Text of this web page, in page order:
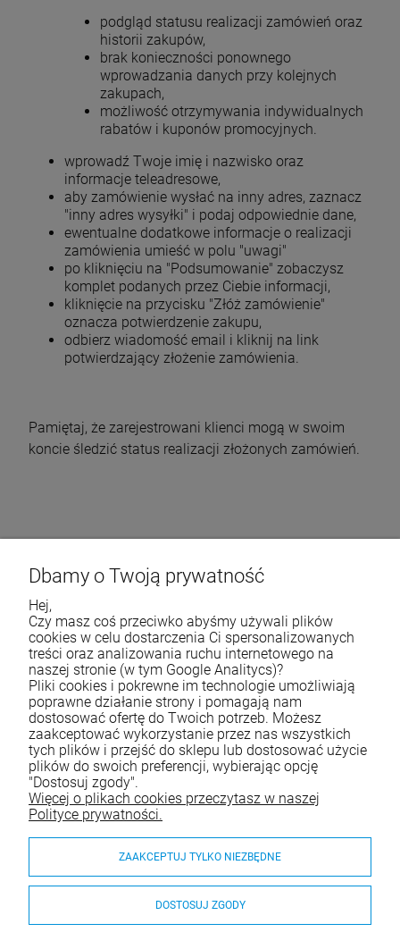
podgląd statusu realizacji zamówień oraz
historii zakupów,
brak konieczności ponownego
wprowadzania danych przy kolejnych
zakupach,
możliwość otrzymywania indywidualnych
rabatów i kuponów promocyjnych.
wprowadź Twoje imię i nazwisko oraz
informacje teleadresowe,
aby zamówienie wysłać na inny adres, zaznacz
"inny adres wysyłki" i podaj odpowiednie dane,
ewentualne dodatkowe informacje o realizacji
zamówienia umieść w polu "uwagi"
po kliknięciu na "Podsumowanie" zobaczysz
komplet podanych przez Ciebie informacji,
kliknięcie na przycisku "Złóż zamówienie"
oznacza potwierdzenie zakupu,
odbierz wiadomość email i kliknij na link
potwierdzający złożenie zamówienia.
Pamiętaj, że zarejestrowani klienci mogą w swoim
koncie śledzić status realizacji złożonych zamówień.
Życzymy udanych zakupów
Skontaktuj się z nami
Tel.:
790 788 353
E-mail: e-sklep@waterjoy.pl
Pomoc
O nas
Dbamy o Twoją prywatność
Hej,
Czy masz coś przeciwko abyśmy używali plików
cookies w celu dostarczenia Ci spersonalizowanych
treści oraz analizowania ruchu internetowego na
naszej stronie (w tym Google Analitycs)?
Pliki cookies i pokrewne im technologie umożliwiają
poprawne działanie strony i pomagają nam
dostosować ofertę do Twoich potrzeb. Możesz
zaakceptować wykorzystanie przez nas wszystkich
tych plików i przejść do sklepu lub dostosować użycie
plików do swoich preferencji, wybierając opcję
"Dostosuj zgody".
Więcej o plikach cookies przeczytasz w naszej
Polityce prywatności.
ZAAKCEPTUJ TYLKO NIEZBĘDNE
DOSTOSUJ ZGODY